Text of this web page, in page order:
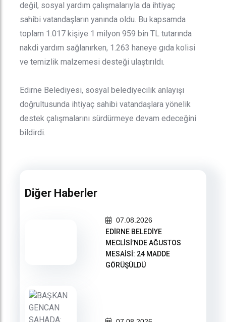
değil, sosyal yardım çalışmalarıyla da ihtiyaç
sahibi vatandaşların yanında oldu. Bu kapsamda
toplam 1.017 kişiye 1 milyon 959 bin TL tutarında
nakdi yardım sağlanırken, 1.263 haneye gıda kolisi
ve temizlik malzemesi desteği ulaştırıldı.
Edirne Belediyesi, sosyal belediyecilik anlayışı
doğrultusunda ihtiyaç sahibi vatandaşlara yönelik
destek çalışmalarını sürdürmeye devam edeceğini
bildirdi.
Diğer Haberler
07.08.2026
EDİRNE BELEDİYE
MECLİSİ’NDE AĞUSTOS
MESAİSİ: 24 MADDE
GÖRÜŞÜLDÜ